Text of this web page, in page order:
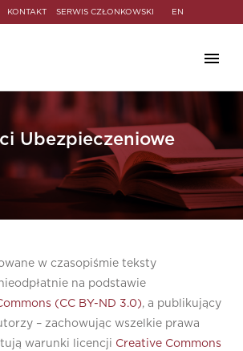
KONTAKT SERWIS CZŁONKOWSKI EN
Ubezpieczeniowe
w czasopiśmie teksty
na podstawie
(CC BY-ND 3.0), a publikujący
– zachowując wszelkie prawa
warunki licencji Creative Commons